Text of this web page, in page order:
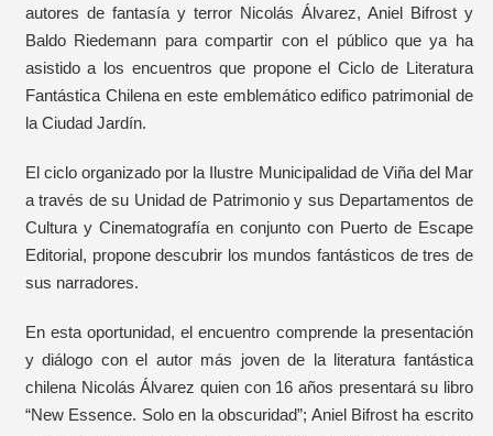
autores de fantasía y terror Nicolás Álvarez, Aniel Bifrost y
Baldo Riedemann para compartir con el público que ya ha
asistido a los encuentros que propone el Ciclo de Literatura
Fantástica Chilena en este emblemático edifico patrimonial de
la Ciudad Jardín.
El ciclo organizado por la Ilustre Municipalidad de Viña del Mar
a través de su Unidad de Patrimonio y sus Departamentos de
Cultura y Cinematografía en conjunto con Puerto de Escape
Editorial, propone descubrir los mundos fantásticos de tres de
sus narradores.
En esta oportunidad, el encuentro comprende la presentación
y diálogo con el autor más joven de la literatura fantástica
chilena Nicolás Álvarez quien con 16 años presentará su libro
“New Essence. Solo en la obscuridad”; Aniel Bifrost ha escrito